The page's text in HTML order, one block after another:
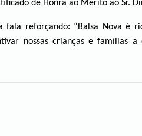
de Honra ao Mérito ao Sr.
fala reforçando: “Balsa Nova é
nossas crianças e famílias a